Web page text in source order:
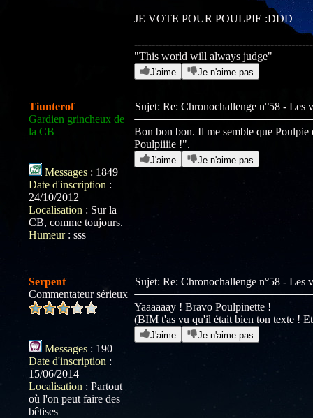
JE VOTE POUR POULPIE :DDD
"This world will always judge"
J'aime Je n'aime pas
Tiunterof
Gardien grincheux de
la CB
Messages : 1849
Date d'inscription :
24/10/2012
Localisation : Sur la
CB, comme toujours.
Humeur: sss
Sujet: Re: Chronochallenge n°58 -
Bon bon bon. Il me semble que
Poulpiiiie !".
J'aime Je n'aime pas
Serpent
Commentateur sérieux
Messages : 190
Date d'inscription :
15/06/2014
Localisation : Partout
où l'on peut faire des
bêtises
Sujet: Re: Chronochallenge n°58 -
Yaaaaaay ! Bravo Poulpinette !
(BIM t'as vu qu'il était bien ton texte !
J'aime Je n'aime pas